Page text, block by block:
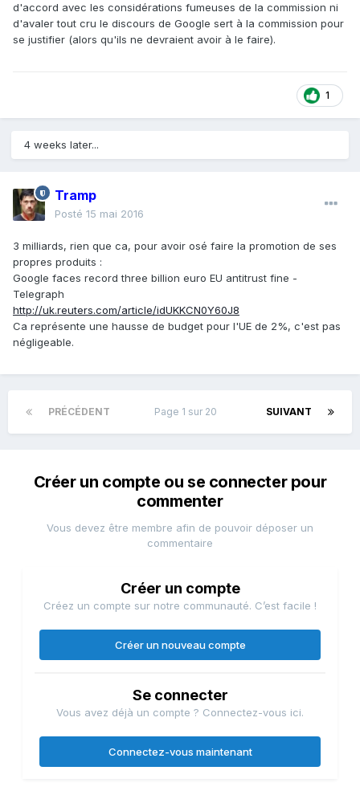
d'accord avec les considérations fumeuses de la commission ni
d'avaler tout cru le discours de Google sert à la commission pour
se justifier (alors qu'ils ne devraient avoir à le faire).
1
4 weeks later...
Tramp
Posté 15 mai 2016
3 milliards, rien que ca, pour avoir osé faire la promotion de ses
propres produits :
Google faces record three billion euro EU antitrust fine -
Telegraph
http://uk.reuters.com/article/idUKKCN0Y60J8
Ca représente une hausse de budget pour l'UE de 2%, c'est pas
négligeable.
PRÉCÉDENT SUIVANT
Page 1 sur 20
Créer un compte ou se connecter pour
commenter
Vous devez être membre afin de pouvoir déposer un
commentaire
Créer un compte
Créez un compte sur notre communauté. C’est facile !
Créer un nouveau compte
Se connecter
Vous avez déjà un compte ? Connectez-vous ici.
Connectez-vous maintenant